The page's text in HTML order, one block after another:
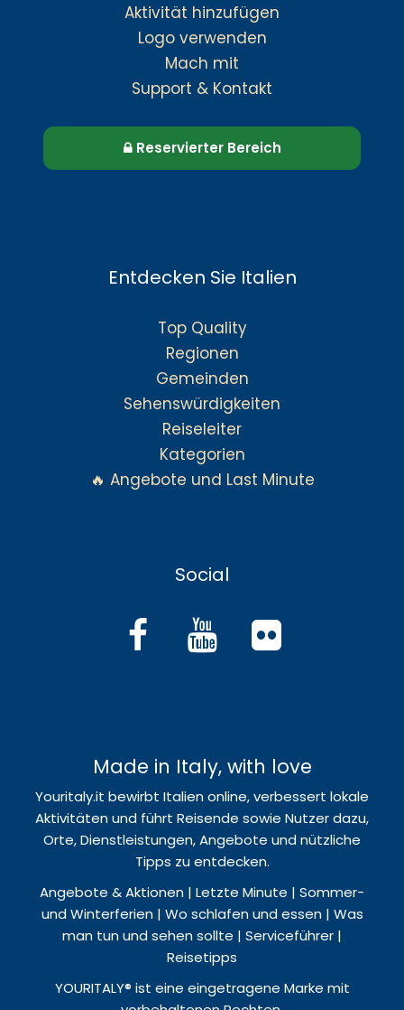
Aktivität hinzufügen
Logo verwenden
Mach mit
Support & Kontakt
Reservierter Bereich
Entdecken Sie Italien
Top Quality
Regionen
Gemeinden
Sehenswürdigkeiten
Reiseleiter
Kategorien
🔥 Angebote und Last Minute
Social
Made in Italy, with love
Youritaly.it bewirbt Italien online, verbessert lokale
Aktivitäten und führt Reisende sowie Nutzer dazu,
Orte, Dienstleistungen, Angebote und nützliche
Tipps zu entdecken.
Angebote & Aktionen | Letzte Minute | Sommer-
und Winterferien | Wo schlafen und essen | Was
man tun und sehen sollte | Serviceführer |
Reisetipps
YOURITALY® ist eine eingetragene Marke mit